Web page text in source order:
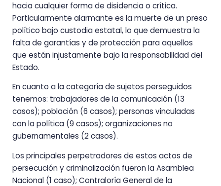
hacia cualquier forma de disidencia o crítica.
Particularmente alarmante es la muerte de un preso
político bajo custodia estatal, lo que demuestra la
falta de garantías y de protección para aquellos
que están injustamente bajo la responsabilidad del
Estado.
En cuanto a la categoría de sujetos perseguidos
tenemos: trabajadores de la comunicación (13
casos); población (6 casos); personas vinculadas
con la política (9 casos); organizaciones no
gubernamentales (2 casos).
Los principales perpetradores de estos actos de
persecución y criminalización fueron la Asamblea
Nacional (1 caso); Contraloría General de la